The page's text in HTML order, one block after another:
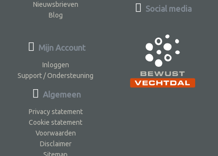
Nieuwsbrieven
Blog
Social media
Mijn Account
Inloggen
Support / Ondersteuning
Algemeen
Privacy statement
Cookie statement
Voorwaarden
Disclaimer